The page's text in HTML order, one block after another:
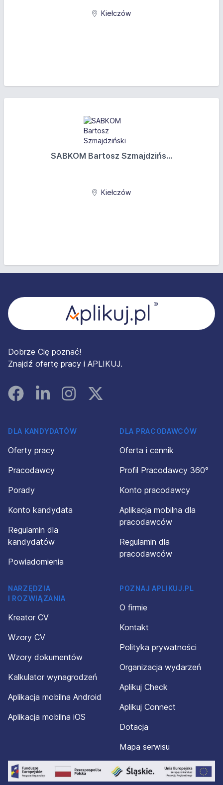
Kiełczów
SABKOM Bartosz Szmajdzińs...
Kiełczów
Dobrze Cię poznać!
Znajdź ofertę pracy i APLIKUJ.
FacebookLinked InInstagramInstagram
DLA KANDYDATÓW
Oferty pracy
Pracodawcy
Porady
Konto kandydata
Regulamin dla
kandydatów
Powiadomienia
DLA PRACODAWCÓW
Oferta i cennik
Profil Pracodawcy 360°
Konto pracodawcy
Aplikacja mobilna dla
pracodawców
Regulamin dla
pracodawców
NARZĘDZIA
I ROZWIĄZANIA
Kreator CV
Wzory CV
Wzory dokumentów
Kalkulator wynagrodzeń
Aplikacja mobilna Android
Aplikacja mobilna iOS
POZNAJ APLIKUJ.PL
O firmie
Kontakt
Polityka prywatności
Organizacja wydarzeń
Aplikuj Check
Aplikuj Connect
Dotacja
Mapa serwisu